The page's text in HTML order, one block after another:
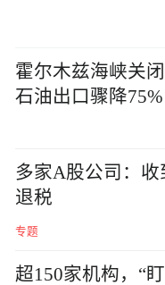
霍尔木兹海峡关
石油出口骤降75%
多家A股公司：收
退税
专题
超150家机构，“